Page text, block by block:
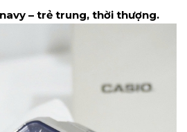
– trẻ trung, thời thượng.